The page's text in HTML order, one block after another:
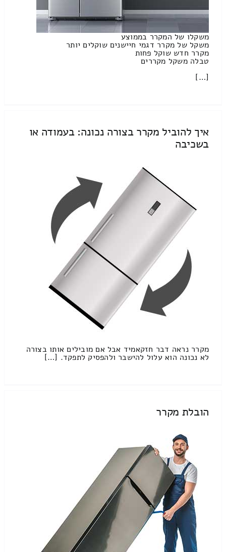
משקלו של המקרר בממוצע
משקל של מקרר דגמי חיישנים שוקלים יותר
מקרר חדש שוקל פחות
טבלה משקל מקררים
[…]
איך להוביל מקרר בצורה נכונה: בעמודה או
בשכיבה
מקרר נראה דבר חזקאמיד אבל אם מובילים אותו בצורה
לא נכונה הוא עלול להישבר ולהפסיק לתפקד. […]
הובלת מקרר